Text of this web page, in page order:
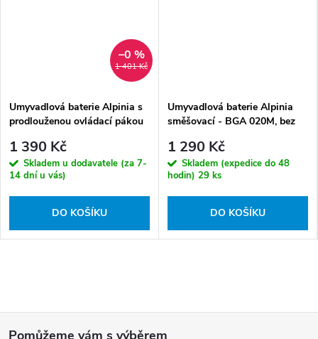
1 401 Kč
–0 %
Umyvadlová baterie Alpinia s
prodlouženou ovládací pákou
1 390 Kč
Skladem u dodavatele (za 7-
14 dní u vás)
DO KOŠÍKU
Umyvadlová baterie Alpinia
směšovací - BGA 020M, bez
1 290 Kč
Skladem (expedice do 48
hodin) 29 ks
DO KOŠÍKU